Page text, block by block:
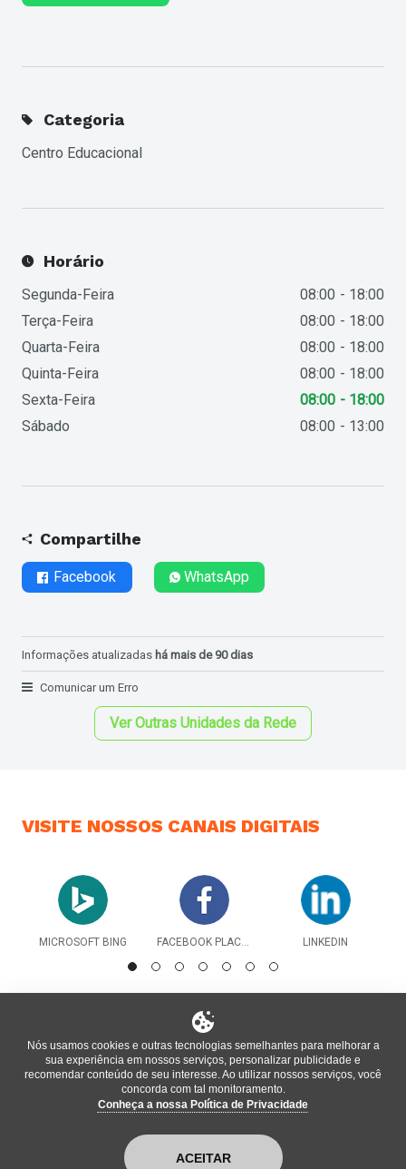
Categoria
Centro Educacional
Horário
Segunda-Feira 08:00
18:00
Terça-Feira
08:00
18:00
Quarta-Feira
08:00
18:00
Quinta-Feira
08:00
18:00
Sexta-Feira
08:00
18:00
Sábado
08:00 13:00
Compartilhe
Facebook WhatsApp
Informações atualizadas há mais de 90 dias
Comunicar um Erro
Ver Outras Unidades da Rede
VISITE NOSSOS CANAIS DIGITAIS
MICROSOFT BING FACEBOOK PLACES LINKEDIN
Informações oficiais do local atualizadas pela plataforma
Política de Privacidade
Nós usamos cookies e outras tecnologias semelhantes para melhorar a
sua experiência em nossos serviços, personalizar publicidade e
recomendar conteúdo de seu interesse. Ao utilizar nossos serviços, você
concorda com tal monitoramento.
Conheça a nossa Política de Privacidade
ACEITAR